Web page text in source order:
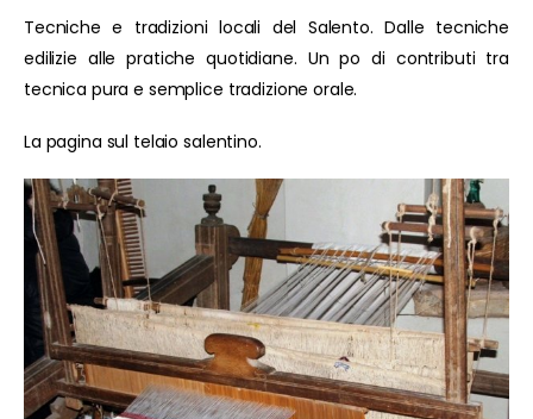
Tecniche e tradizioni locali del Salento. Dalle tecniche
edilizie alle pratiche quotidiane. Un po di contributi tra
tecnica pura e semplice tradizione orale.
La pagina sul telaio salentino.